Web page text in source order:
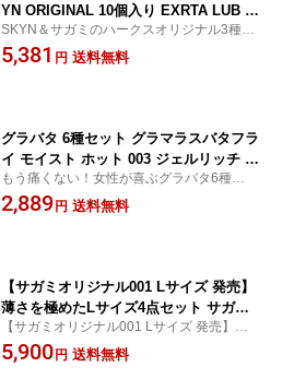
YN ORIGINAL 10個入り EXRTA LUB 1
0個入り サガミオリジナル002 20個入り
HARKSローション
SKYN＆サガミのハークスオリジナル3種セ
ット
5,381 円 送料無料
グラバタ 6種セット グラマラスバタフラ
イ モイスト ホット 003 ジェルリッチ リ
アル ドット HARKSローション
もう痛くない！女性が喜ぶグラバタ6種セッ
ト
2,889 円 送料無料
【サガミオリジナル001 Lサイズ 発売】
薄さを極めたLサイズ4点セット サガミ
オリジナル 0.01 0.02 オカモト ゼロワン
SKYN ラージ 大きいサイズ 避妊具 HAR
【サガミオリジナル001 Lサイズ 発売】薄
さを極めたLサイズ4点セット
5,900 円 送料無料